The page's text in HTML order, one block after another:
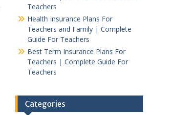
Teachers
Health Insurance Plans For
Teachers and Family | Complete
Guide For Teachers
Best Term Insurance Plans For
Teachers | Complete Guide For
Teachers
Categories